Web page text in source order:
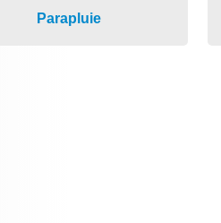
Parapluie